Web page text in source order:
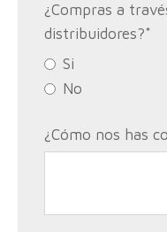
¿Compras a
distribuidores?*
Si
No
¿Cómo nos has